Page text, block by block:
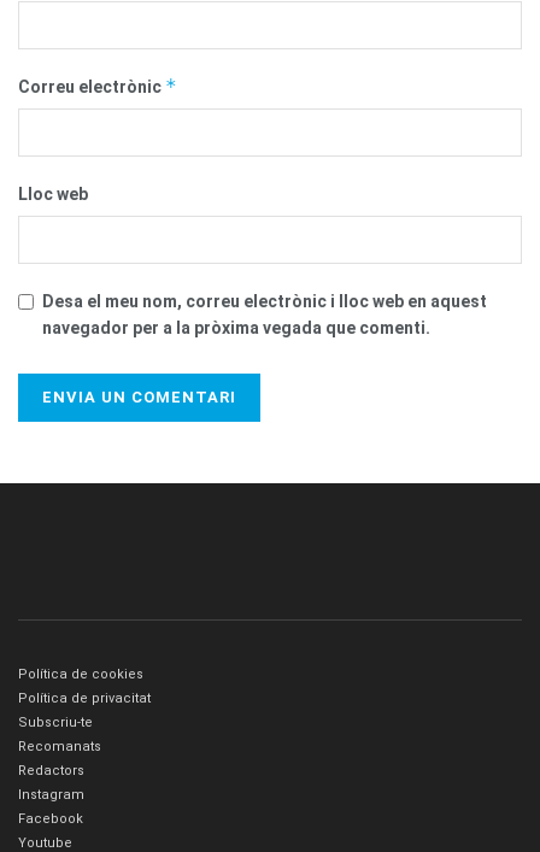
Correu electrònic *
Lloc web
Desa el meu nom, correu electrònic i lloc web en aquest
navegador per a la pròxima vegada que comenti.
Política de cookies
Política de privacitat
Subscriu-te
Recomanats
Redactors
Instagram
Facebook
Youtube